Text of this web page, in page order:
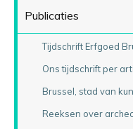
Publicaties
Tijdschrift Erfgoed
Ons tijdschrift per
Brussel, stad van
Reeksen over